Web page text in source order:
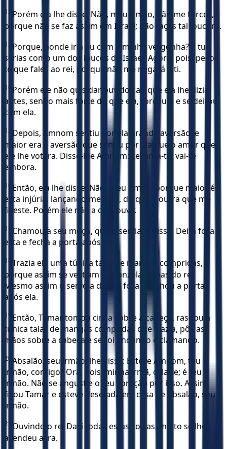
12 Porém ela lhe disse: Não, meu irmão, não me forces,
porque não se faz assim em Israel; não faças tal loucura.
13 Porque, aonde iria eu com a minha vergonha? E tu
serias como um dos loucos de Israel. Agora, pois, peço-
te que fales ao rei, porque não me negará a ti.
14 Porém ele não quis dar ouvidos ao que ela lhe dizia;
antes, sendo mais forte do que ela, forçou-a e se deitou
com ela.
15 Depois, Amnom sentiu por ela grande aversão, e
maior era a aversão que sentiu por ela que o amor que
ele lhe votara. Disse-lhe Amnom: Levanta-te, vai-te
embora.
16 Então, ela lhe disse: Não, meu irmão; porque maior é
esta injúria, lançando-me fora, do que a outra que me
fizeste. Porém ele não a quis ouvir.
17 Chamou a seu moço, que o servia, e disse: Deita fora
esta e fecha a porta após ela.
18 Trazia ela uma túnica talar de mangas compridas,
porque assim se vestiam as donzelas filhas do rei.
Mesmo assim o servo a deitou fora e fechou a porta
após ela.
19 Então, Tamar tomou cinza sobre a cabeça, rasgou a
túnica talar de mangas compridas que trazia, pôs as
mãos sobre a cabeça e se foi andando e clamando.
20 Absalão, seu irmão, lhe disse: Esteve Amnom, teu
irmão, contigo? Ora, pois, minha irmã, cala-te; é teu
irmão. Não se angustie o teu coração por isso. Assim
ficou Tamar e esteve desolada em casa de Absalão, seu
irmão.
21
Ouvindo o rei Davi todas estas coisas, muito se lhe
acendeu a ira.